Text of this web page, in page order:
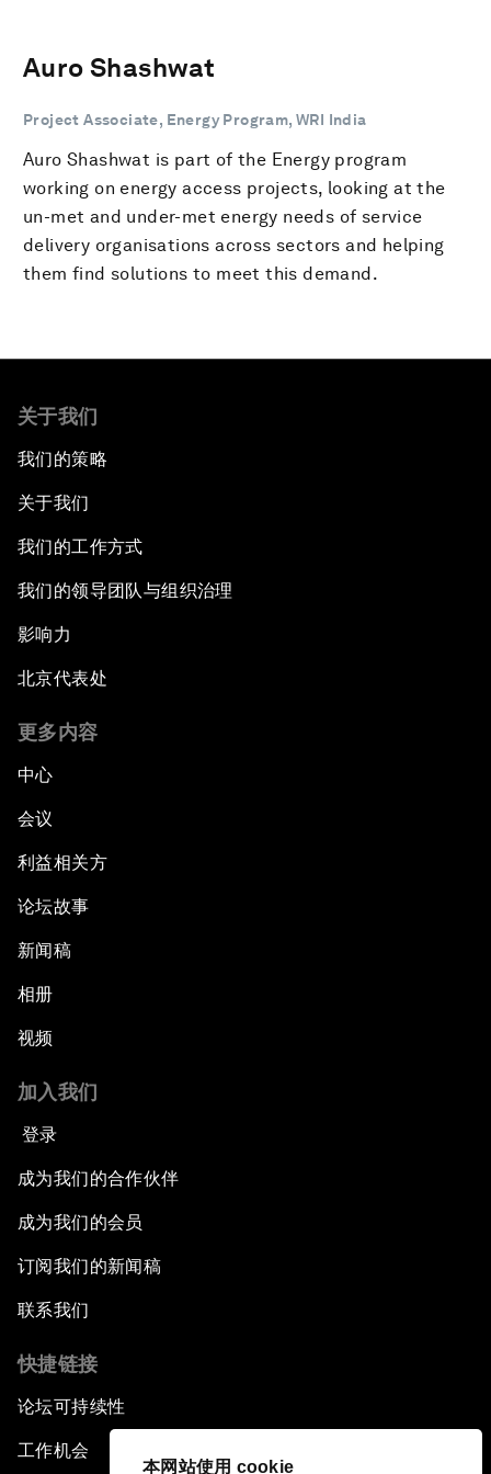
本网站使用 cookie
Auro Shashwat
Project Associate, Energy Program, WRI India
Auro Shashwat is part of the Energy program
working on energy access projects, looking at the
un-met and under-met energy needs of service
delivery organisations across sectors and helping
them find solutions to meet this demand.
关于我们
我们的策略
关于我们
我们的工作方式
我们的领导团队与组织治理
影响力
北京代表处
更多内容
中心
会议
利益相关方
论坛故事
新闻稿
相册
视频
加入我们
登录
成为我们的合作伙伴
成为我们的会员
订阅我们的新闻稿
联系我们
快捷链接
论坛可持续性
工作机会